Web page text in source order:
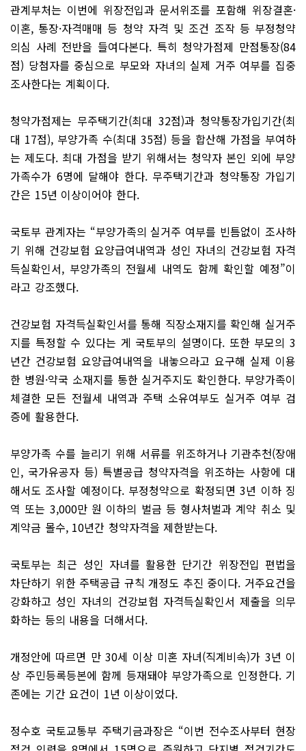
관계부처는 이번에 위장전입과 문서위조를 포함해 위장결혼·
이혼, 통장·자격매매 등 청약 자격 및 조건 조작 등 부정청약
의심 사례 전반을 들여다본다. 특히 청약가점제 만점통장(84
점) 당첨자를 중심으로 부모와 자녀의 실제 거주 여부를 집중
조사한다는 계획이다.
청약가점제는 무주택기간(최대 32점)과 청약통장가입기간(최
대 17점), 부양가족 수(최대 35점) 등을 합산해 가점을 부여하
는 제도다. 최대 가점을 받기 위해서는 청약자 본인 외에 부양
가족수가 6명에 달해야 한다. 무주택기간과 청약통장 가입기
간은 15년 이상이어야 한다.
국토부 관계자는 “부양가족의 실거주 여부를 빈틈없이 조사하
기 위해 건강보험 요양급여내역과 성인 자녀의 건강보험 자격
득실확인서, 부양가족의 전월세 내역도 함께 확인할 예정”이
라고 강조했다.
건강보험 자격득실확인서를 통해 직장소재지를 확인해 실거주
지를 특정할 수 있다는 게 국토부의 설명이다. 또한 부모의 3
년간 건강보험 요양급여내역을 내놓으라고 요구해 실제 이용
한 병원·약국 소재지를 통한 실거주지도 확인한다. 부양가족이
체결한 모든 전월세 내역과 주택 소유여부도 실거주 여부 검
증에 활용한다.
부양가족 수를 늘리기 위해 서류를 위조하거나 기관추천(장애
인, 국가유공자 등) 특별공급 청약자격을 위조하는 사항에 대
해서도 조사할 예정이다. 부정청약으로 확정되면 3년 이하 징
역 또는 3,000만 원 이하의 벌금 등 형사처벌과 계약 취소 및
계약금 몰수, 10년간 청약자격을 제한받는다.
국토부는 최근 성인 자녀를 활용한 단기간 위장전입 편법을
차단하기 위한 주택공급 규칙 개정도 추진 중이다. 거주요건을
강화하고 성인 자녀의 건강보험 자격득실확인서 제출을 의무
화하는 등의 내용을 더해서다.
개정안에 따르면 만 30세 이상 미혼 자녀(직계비속)가 3년 이
상 주민등록등본에 함께 등재돼야 부양가족으로 인정한다. 기
존에는 기간 요건이 1년 이상이었다.
정수호 국토교통부 주택기금과장은 “이번 전수조사부터 현장